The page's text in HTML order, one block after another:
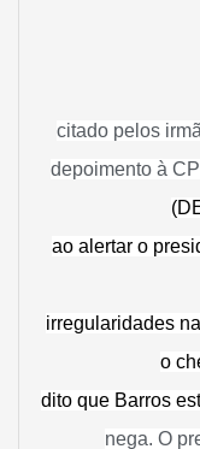
citado pelos
depoimento à
ao alertar o
irregularidades
o
dito que Barros
nega. O